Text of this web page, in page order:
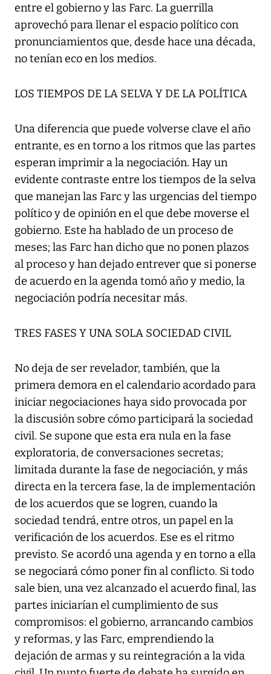
entre el gobierno y las Farc. La guerrilla
aprovechó para llenar el espacio político con
pronunciamientos que, desde hace una década,
no tenían eco en los medios.
LOS TIEMPOS DE LA SELVA Y DE LA POLÍTICA
Una diferencia que puede volverse clave el año
entrante, es en torno a los ritmos que las partes
esperan imprimir a la negociación. Hay un
evidente contraste entre los tiempos de la selva
que manejan las Farc y las urgencias del tiempo
político y de opinión en el que debe moverse el
gobierno. Este ha hablado de un proceso de
meses; las Farc han dicho que no ponen plazos
al proceso y han dejado entrever que si ponerse
de acuerdo en la agenda tomó año y medio, la
negociación podría necesitar más.
TRES FASES Y UNA SOLA SOCIEDAD CIVIL
No deja de ser revelador, también, que la
primera demora en el calendario acordado para
iniciar negociaciones haya sido provocada por
la discusión sobre cómo participará la sociedad
civil. Se supone que esta era nula en la fase
exploratoria, de conversaciones secretas;
limitada durante la fase de negociación, y más
directa en la tercera fase, la de implementación
de los acuerdos que se logren, cuando la
sociedad tendrá, entre otros, un papel en la
verificación de los acuerdos. Ese es el ritmo
previsto. Se acordó una agenda y en torno a ella
se negociará cómo poner fin al conflicto. Si todo
sale bien, una vez alcanzado el acuerdo final, las
partes iniciarían el cumplimiento de sus
compromisos: el gobierno, arrancando cambios
y reformas, y las Farc, emprendiendo la
dejación de armas y su reintegración a la vida